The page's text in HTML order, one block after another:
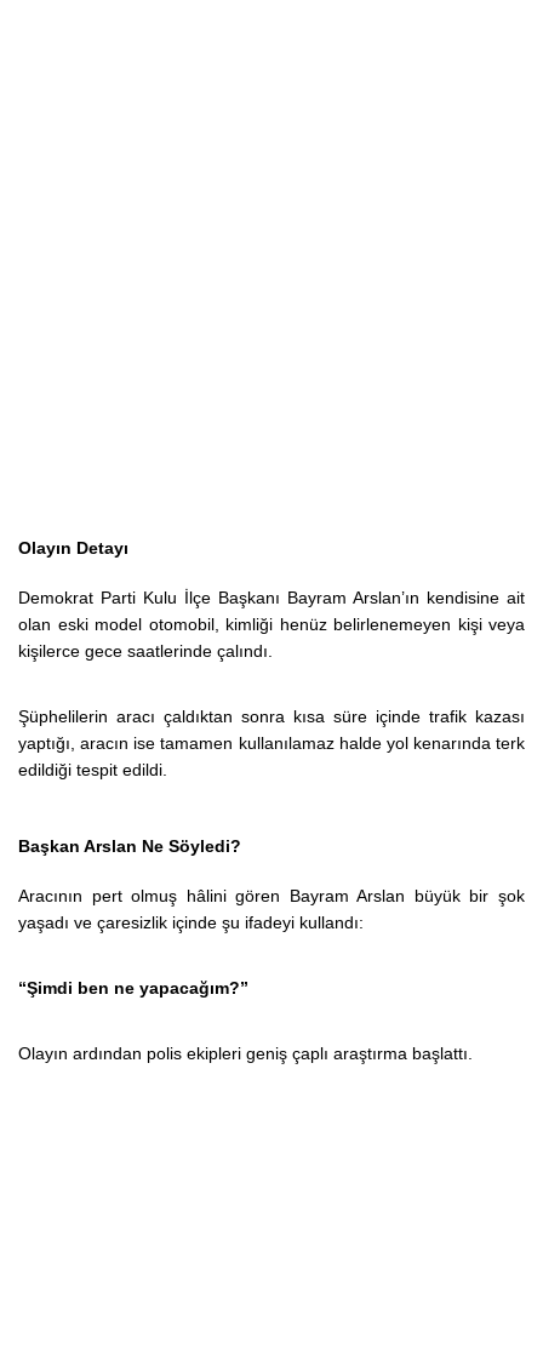
Olayın Detayı
Demokrat Parti Kulu İlçe Başkanı Bayram Arslan’ın kendisine ait
olan eski model otomobil, kimliği henüz belirlenemeyen kişi veya
kişilerce gece saatlerinde çalındı.
Şüphelilerin aracı çaldıktan sonra kısa süre içinde trafik kazası
yaptığı, aracın ise tamamen kullanılamaz halde yol kenarında terk
edildiği tespit edildi.
Başkan Arslan Ne Söyledi?
Aracının pert olmuş hâlini gören Bayram Arslan büyük bir şok
yaşadı ve çaresizlik içinde şu ifadeyi kullandı:
“Şimdi ben ne yapacağım?”
Olayın ardından polis ekipleri geniş çaplı araştırma başlattı.